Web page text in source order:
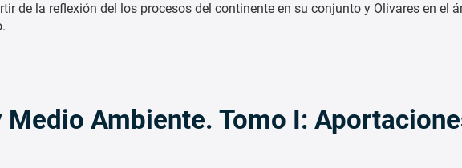
de la reflexión del los procesos del continente en su conjunto y Olivares en el
Ambiente. Tomo I: